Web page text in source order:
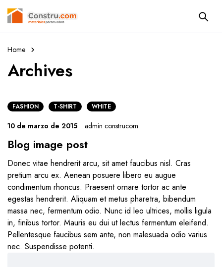
Home
Archives
FASHION T-SHIRT WHITE
10 de marzo de 2015 admin construcom
Blog image post
Donec vitae hendrerit arcu, sit amet faucibus nisl. Cras
pretium arcu ex. Aenean posuere libero eu augue
condimentum rhoncus. Praesent ornare tortor ac ante
egestas hendrerit. Aliquam et metus pharetra, bibendum
massa nec, fermentum odio. Nunc id leo ultrices, mollis ligula
in, finibus tortor. Mauris eu dui ut lectus fermentum eleifend.
Pellentesque faucibus sem ante, non malesuada odio varius
nec. Suspendisse potenti.